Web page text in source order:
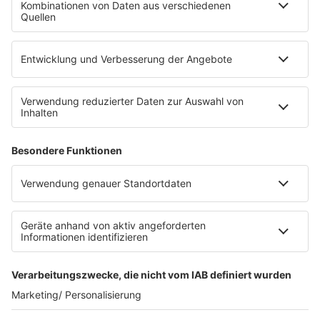
Die Uniklinik Tübingen hat ein neues Fahrradparkhaus
eröffnet. Direkt an der Medizinischen Klinik bietet es
E-Bikes über eine Photovoltaikanlage auf dem …
Impressum
Datenschutzerklärung
Datenschutzeinstellungen